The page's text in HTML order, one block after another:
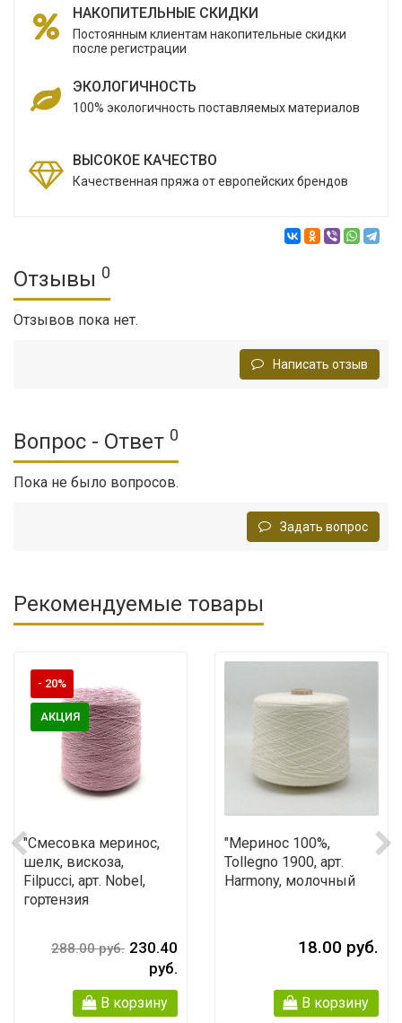
НАКОПИТЕЛЬНЫЕ СКИДКИ
Постоянным клиентам накопительные скидки
после регистрации
ЭКОЛОГИЧНОСТЬ
100% экологичность поставляемых материалов
ВЫСОКОЕ КАЧЕСТВО
Качественная пряжа от европейских брендов
Отзывы 0
Отзывов пока нет.
Написать отзыв
Вопрос - Ответ 0
Пока не было вопросов.
Задать вопрос
Рекомендуемые товары
- 20%
АКЦИЯ
"Смесовка меринос,
шелк, вискоза,
Filpucci, арт. Nobel,
гортензия
288.00 руб. 230.40
руб.
В корзину
"Меринос 100%,
Tollegno 1900, арт.
Harmony, молочный
18.00 руб.
В корзину